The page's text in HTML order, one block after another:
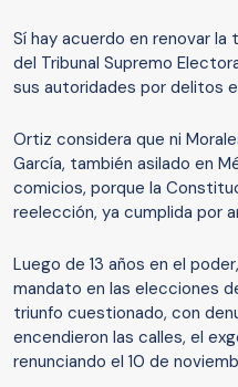
Sí hay acuerdo en renovar
del Tribunal Supremo
sus autoridades por delitos
Ortiz considera que ni
García, también asilado en
comicios, porque la
reelección, ya cumplida por
Luego de 13 años en el
mandato en las elecciones
triunfo cuestionado, con
encendieron las calles, el
renunciando el 10 de